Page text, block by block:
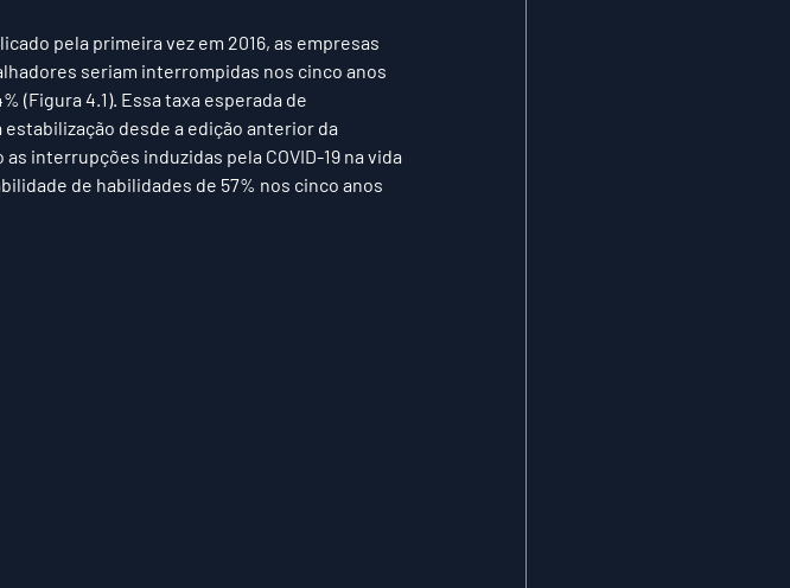
pela primeira vez em 2016, as empresas
seriam interrompidas nos cinco anos
(Figura 4.1). Essa taxa esperada de
desde a edição anterior da
interrupções induzidas pela COVID-19 na vida
de habilidades de 57% nos cinco anos